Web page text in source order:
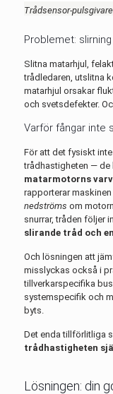
Trådsensor-pulsgivare
Problemet:
Slitna matarhjul,
trådledaren, utslitna
matarhjul orsakar
och svetsdefekter.
Varför fångar inte
För att det fysiskt
trådhastigheten — de
matarmotorns
rapporterar
nedströms om
snurrar, tråden följer
slirande tråd och
Och lösningen att
misslyckas också i
tillverkarspecifika
systemspecifik och
byts.
Det enda tillförlitliga
trådhastigheten
Lösningen: din